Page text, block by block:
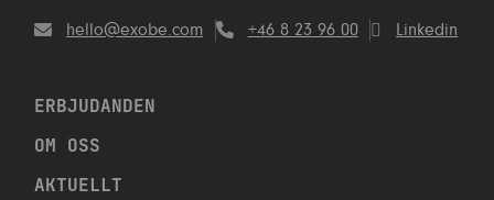
hello@exobe.com +46 8 23 96 00 Linkedin
ERBJUDANDEN
OM OSS
AKTUELLT